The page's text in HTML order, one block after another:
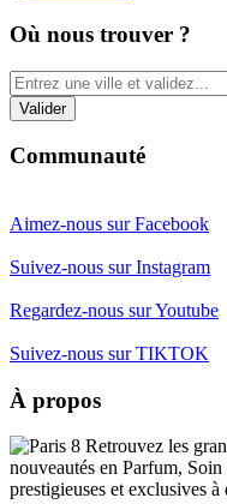
Où nous trouver ?
Communauté
Aimez-nous sur Facebook
Suivez-nous sur Instagram
Regardez-nous sur Youtube
Suivez-nous sur TIKTOK
À propos
Retrouvez les
nouveautés en Parfum,
prestigieuses et exclusives